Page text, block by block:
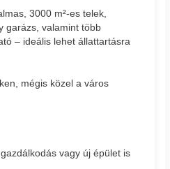
3000 m²-es telek,
garázs, valamint több
– ideális lehet állattartásra
mégis közel a város
vagy új épület is